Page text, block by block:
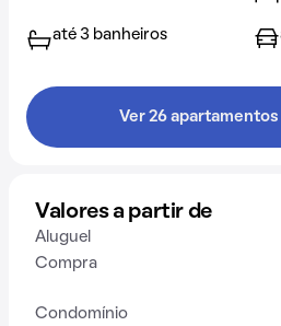
até 3 banheiros
Ver 26
Valores a partir de
Aluguel
Compra
Condomínio